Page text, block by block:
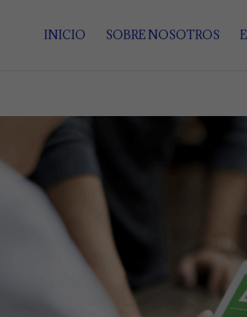
INICIO SOBRE NOSOTROS